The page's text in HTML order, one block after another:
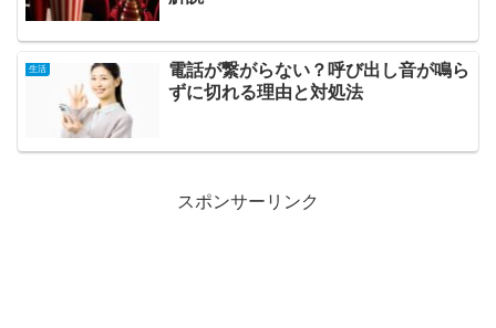
生活
電話が繋がらない？呼び出し音が鳴ら
ずに切れる理由と対処法
スポンサーリンク